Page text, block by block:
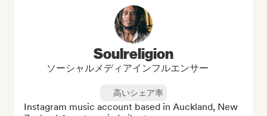
Soulreligion
ソーシャルメディアインフルエンサー
高いシェア率
Instagram music account based in Auckland, New